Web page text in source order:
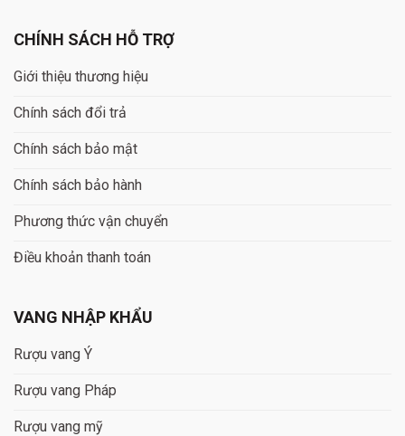
CHÍNH SÁCH HỖ TRỢ
Giới thiệu thương hiệu
Chính sách đổi trả
Chính sách bảo mật
Chính sách bảo hành
Phương thức vận chuyển
Điều khoản thanh toán
VANG NHẬP KHẨU
Rượu vang Ý
Rượu vang Pháp
Rượu vang mỹ